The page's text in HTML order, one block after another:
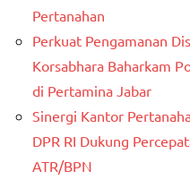
Pertanahan
Perkuat Pengamanan
Korsabhara Baharkam
di Pertamina Jabar
Sinergi Kantor
DPR RI Dukung
ATR/BPN